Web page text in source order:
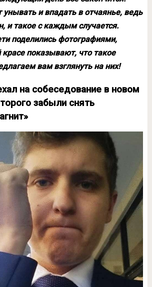
унывать и впадать в отчаянье, ведь
и такое с каждым случается.
поделились фотографиями,
показывают, что такое
вам взглянуть на них!
на собеседование в новом
забыли снять